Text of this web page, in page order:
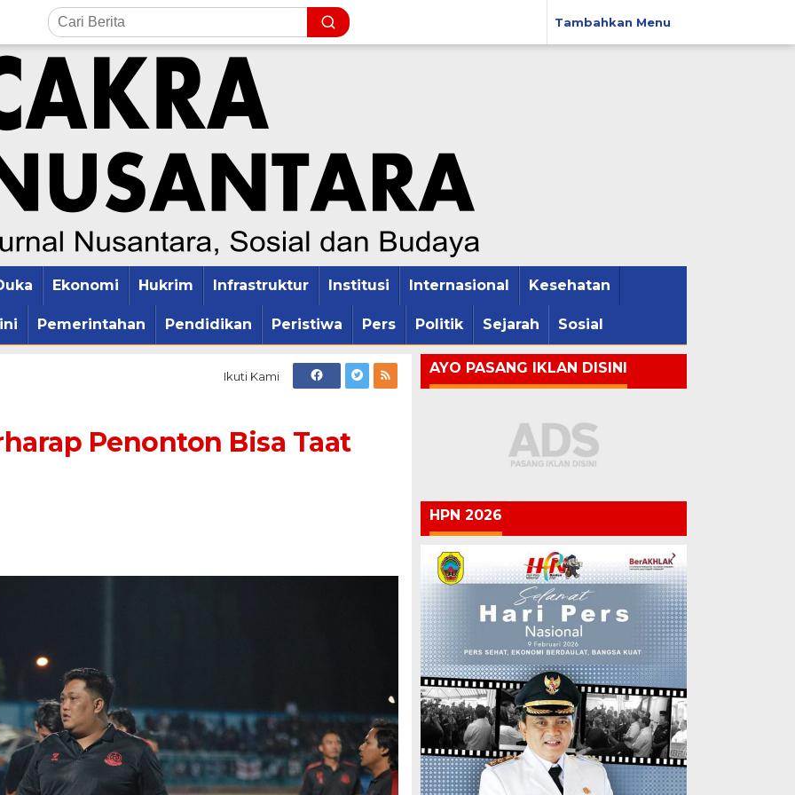
Tambahkan Menu
Ekonomi Hukrim Infrastruktur Institusi Internasional Kesehatan
Pemerintahan Pendidikan Peristiwa Pers Politik Sejarah Sosial
Ikuti Kami
Penonton Bisa Taat
AYO PASANG IKLAN DISINI
HPN 2026